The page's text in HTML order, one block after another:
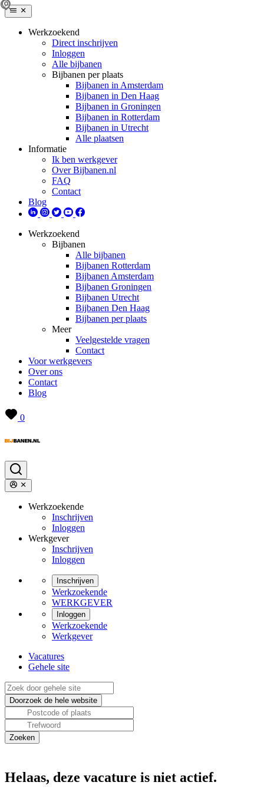
Werkzoekend
Direct inschrijven
Inloggen
Alle bijbanen
Bijbanen per plaats
Bijbanen in Amsterdam
Bijbanen in Den Haag
Bijbanen in Groningen
Bijbanen in Rotterdam
Bijbanen in Utrecht
Alle plaatsen
Informatie
Ik ben werkgever
Over Bijbanen.nl
FAQ
Contact
Blog
Werkzoekend
Bijbanen
Alle bijbanen
Bijbanen Rotterdam
Bijbanen Amsterdam
Bijbanen Groningen
Bijbanen Utrecht
Bijbanen Den Haag
Bijbanen per plaats
Meer
Veelgestelde vragen
Contact
Voor werkgevers
Over ons
Contact
Blog
0
Werkzoekende
Inschrijven
Inloggen
Werkgever
Inschrijven
Inloggen
Inschrijven
Werkzoekende
WERKGEVER
Inloggen
Werkzoekende
Werkgever
Vacatures
Gehele site
Helaas, deze vacature is niet actief.